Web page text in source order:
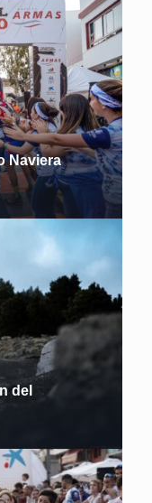
Naviera
del